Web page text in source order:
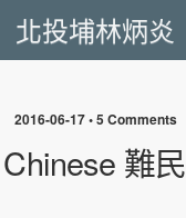
北投埔林炳炎
2016-06-17 • 5 Comments
Chinese 難民